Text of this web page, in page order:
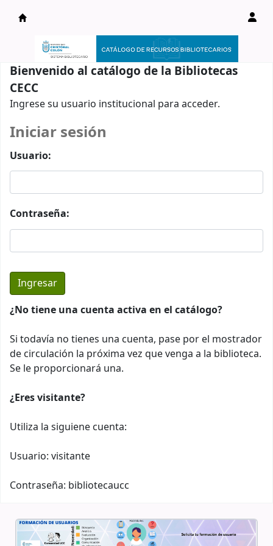
Catálogo en línea
Bienvenido al catálogo de la Bibliotecas
CECC
Ingrese su usuario institucional para acceder.
Iniciar sesión
Usuario:
Contraseña:
¿No tiene una cuenta activa en el catálogo?
Si todavía no tienes una cuenta, pase por el mostrador
de circulación la próxima vez que venga a la biblioteca.
Se le proporcionará una.
¿Eres visitante?
Utiliza la siguiene cuenta:
Usuario: visitante
Contraseña: bibliotecaucc